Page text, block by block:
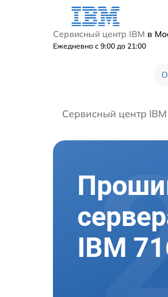
Сервисный центр IBM в
Ежедневно с 9:00 до 21:00
Сервисный центр IBM
IBM